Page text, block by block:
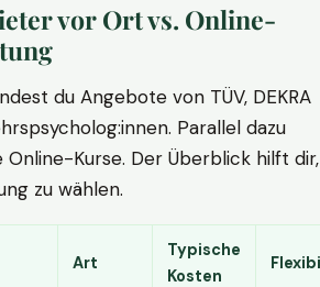
vor Ort vs. Online-
du Angebote von TÜV, DEKRA
Parallel dazu
Kurse. Der Überblick hilft dir,
zu wählen.
Art
Typische
Kosten